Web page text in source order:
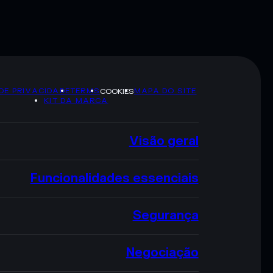
PRIVACIDADETERMSCOOKIESMAPA DO SITE
KIT DA MARCA
Visão geral
Funcionalidades essenciais
Segurança
Negociação